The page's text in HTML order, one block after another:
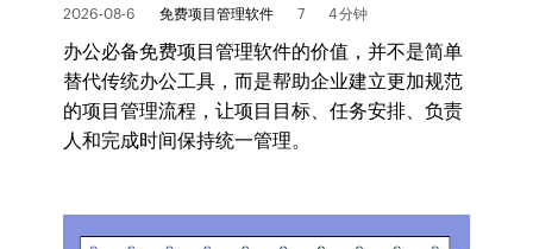
2026-08-6 免费项目管理软件 7 4 分钟
办公必备免费项目管理软件的价值，并不是简单
替代传统办公工具，而是帮助企业建立更加规范
的项目管理流程，让项目目标、任务安排、负责
人和完成时间保持统一管理。